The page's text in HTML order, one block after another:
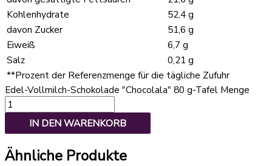
Kohlenhydrate
52,4 g
davon Zucker
51,6 g
Eiweiß
6,7 g
Salz
0,21 g
**Prozent der Referenzmenge für die tägliche Zufuhr
Edel-Vollmilch-Schokolade "Chocolala" 80 g-Tafel Menge
IN DEN WARENKORB
Ähnliche Produkte